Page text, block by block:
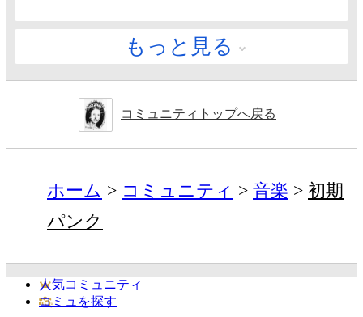
もっと見る
コミュニティトップへ戻る
ホーム コミュニティ 音楽
初期
パンク
人気コミュニティ
コミュを探す